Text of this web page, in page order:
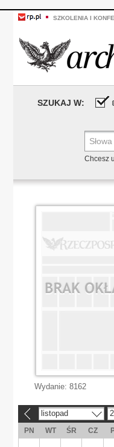
SZKOLENIA I
SZUKAJ W:
Chcesz
Wydanie: 8162
listopad
PN WT ŚR CZ